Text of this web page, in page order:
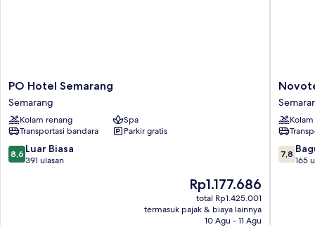
PO
Hotel
Semarang
Semarang
PO Hotel Semarang
Semarang
Kolam renang
Spa
Transportasi bandara
Parkir gratis
8.6
dari
8,6 Luar Biasa
391 ulasan
Harga
sekarang
Rp1.177.686
Rp1.177.686
total Rp1.425.001
termasuk pajak & biaya lainnya
10 Agu - 11 Agu
Novotel
7.8
dari
7,8
165